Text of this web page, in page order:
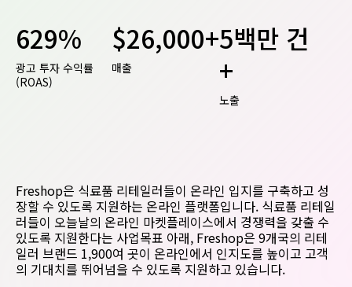
629%
광고 투자 수익률
(ROAS)
$26,000+
매출
5백만 건
+
노출
Freshop은 식료품 리테일러들이 온라인 입지를 구축하고 성
장할 수 있도록 지원하는 온라인 플랫폼입니다. 식료품 리테일
러들이 오늘날의 온라인 마켓플레이스에서 경쟁력을 갖출 수
있도록 지원한다는 사업목표 아래, Freshop은 9개국의 리테
일러 브랜드 1,900여 곳이 온라인에서 인지도를 높이고 고객
의 기대치를 뛰어넘을 수 있도록 지원하고 있습니다.